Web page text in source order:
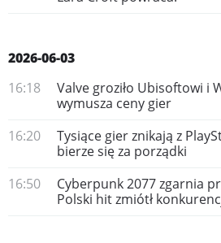
2026-06-03
16:18
Valve groziło Ubisoftowi i
wymusza ceny gier
16:20
Tysiące gier znikają z
bierze się za porządki
16:50
Cyberpunk 2077 zgarnia
Polski hit zmiótł